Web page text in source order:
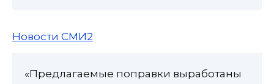
Новости СМИ2
«Предлагаемые поправки выработаны